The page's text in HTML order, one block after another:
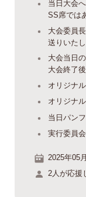
当日大会
SS席ではあ
大会委員
送りいた
大会当日
大会終了
オリジナ
オリジナ
当日パン
実行委員
2025年05
2人が応援